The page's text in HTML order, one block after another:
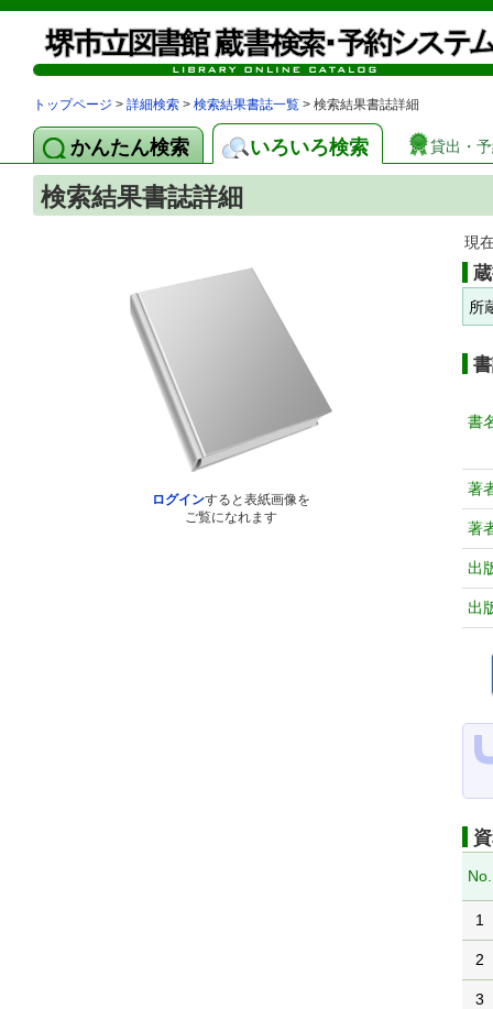
トップページ > 詳細検索 > 検索結果書誌一覧 > 検索結果書誌詳細
かんたん検索 いろいろ検索 貸出・
検索結果書誌詳細
ログインすると表紙画像を
ご覧になれます
現
所
書
著
著
出
出
No.
1
2
3